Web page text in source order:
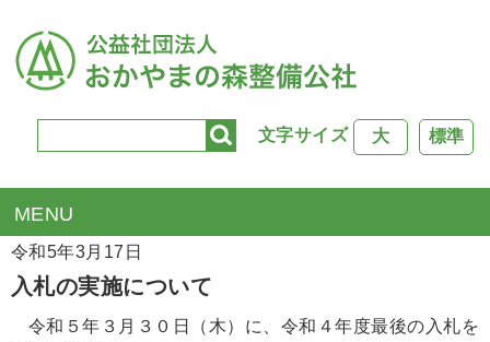
文字サイズ 標準
大
TOP>入札掲示板
令和5年3月17日
入札の実施について
令和５年３月３０日（木）に、令和４年度最後の入札を